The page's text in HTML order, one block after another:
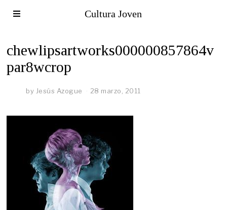
Cultura Joven
chewlipsartworks000000857864v
par8wcrop
by Jesús Azogue 28 marzo, 2011